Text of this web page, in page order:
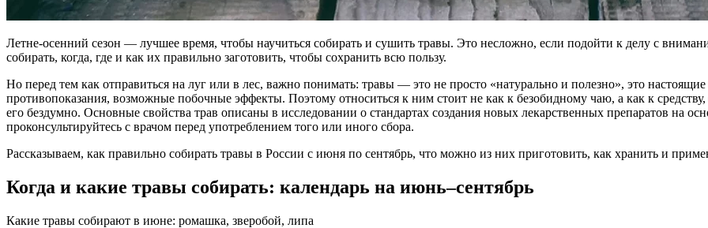
Летне-осенний сезон — лучшее время, чтобы научиться собирать и сушить травы. Это несложно, если подойти к делу с
собирать, когда, где и как их правильно заготовить, чтобы сохранить всю пользу.
Но перед тем как отправиться на луг или в лес, важно понимать: травы — это не просто «натурально и полезно», это
противопоказания, возможные побочные эффекты. Поэтому относиться к ним стоит не как к безобидному чаю, а как к
его бездумно. Основные свойства трав описаны в исследовании о стандартах создания новых лекарственных препаратов на
проконсультируйтесь с врачом перед употреблением того или иного сбора.
Рассказываем, как правильно собирать травы в России с июня по сентябрь, что можно из них приготовить, как хранить и
Когда и какие травы собирать: календарь на июнь–сентябрь
Какие травы собирают в июне: ромашка, зверобой, липа